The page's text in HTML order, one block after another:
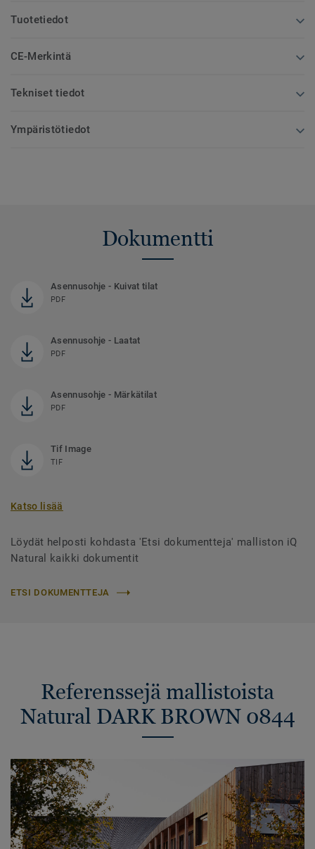
Tuotetiedot
CE-Merkintä
Tekniset tiedot
Ympäristötiedot
Dokumentti
Asennusohje - Kuivat tilat
PDF
Asennusohje - Laatat
PDF
Asennusohje - Märkätilat
PDF
Tif Image
TIF
Katso lisää
Löydät helposti kohdasta 'Etsi dokumentteja' malliston iQ
Natural kaikki dokumentit
ETSI DOKUMENTTEJA
Referenssejä mallistoista
Natural DARK BROWN 0844